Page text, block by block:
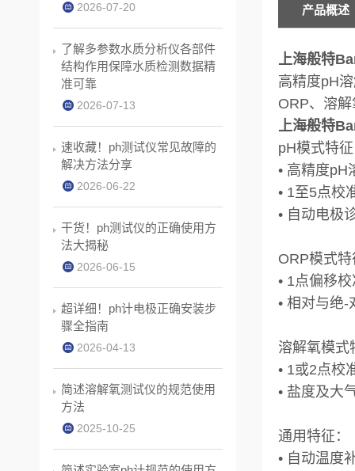
产品概述
上海般特
高精度pH
ORP、溶
上海般特
pH模式特
• 高精度pH
• 1至5点校
• 自动电极
ORP模式
• 1点偏移
• 相对与绝
溶解氧模式
• 1或2点校
• 盐度及大
通用特征：
• 自动温度
2026-07-20
了解多参数水质分析仪各部件
结构作用保障水质检测数据精
准可靠
2026-07-13
速收藏！ph测试仪常见故障的
解决方法分享
2026-06-22
干货！ph测试仪的正确使用方
法大揭秘
2026-06-15
超详细！ph计电极正确安装步
骤全指南
2026-04-13
简述溶解氧测试仪的规范使用
方法
2025-10-25